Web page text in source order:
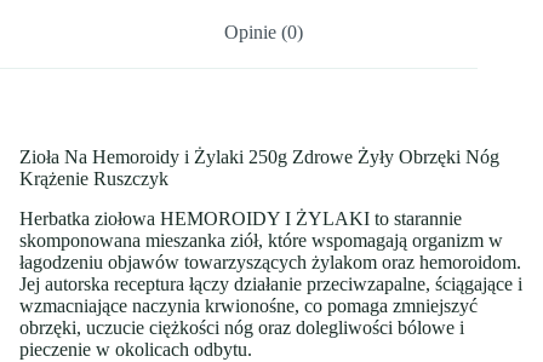
Opinie (0)
Zioła Na Hemoroidy i Żylaki 250g Zdrowe Żyły Obrzęki Nóg
Krążenie Ruszczyk
Herbatka ziołowa HEMOROIDY I ŻYLAKI to starannie
skomponowana mieszanka ziół, które wspomagają organizm w
łagodzeniu objawów towarzyszących żylakom oraz hemoroidom.
Jej autorska receptura łączy działanie przeciwzapalne, ściągające i
wzmacniające naczynia krwionośne, co pomaga zmniejszyć
obrzęki, uczucie ciężkości nóg oraz dolegliwości bólowe i
pieczenie w okolicach odbytu.